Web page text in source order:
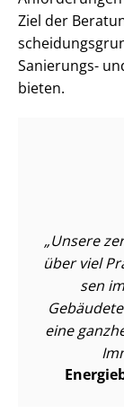
Ziel der
Sanierungs-
bieten.
Unsere
über viel
sen
eine